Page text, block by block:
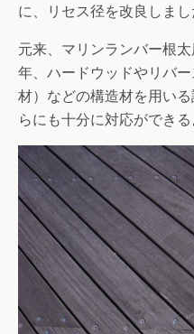
に、リセス径を改良しまし
元来、マリンランバー根
年、ハードウッドやリバ
材）などの構造材を用い
らにも十分に対応ができる